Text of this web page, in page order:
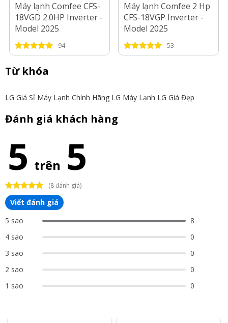
Máy lạnh Comfee CFS-
18VGD 2.0HP Inverter -
Model 2025
94
Máy lạnh Comfee 2 Hp
CFS-18VGP Inverter -
Model 2025
53
Từ khóa
LG Giá Sỉ Máy Lạnh Chính Hãng LG Máy Lạnh LG Giá Đẹp
Đánh giá khách hàng
5 trên 5
(8 đánh giá)
Viết đánh giá
5 sao
8
4 sao
0
3 sao
0
2 sao
0
1 sao
0